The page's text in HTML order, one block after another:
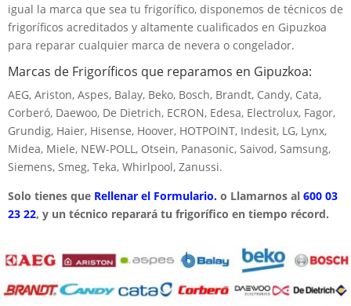
igual la marca que sea tu frigorífico, disponemos de técnicos de
frigoríficos acreditados y altamente cualificados en Gipuzkoa
para reparar cualquier marca de nevera o congelador.
Marcas de Frigoríficos que reparamos en Gipuzkoa:
AEG, Ariston, Aspes, Balay, Beko, Bosch, Brandt, Candy, Cata,
Corberó, Daewoo, De Dietrich, ECRON, Edesa, Electrolux, Fagor,
Grundig, Haier, Hisense, Hoover, HOTPOINT, Indesit, LG, Lynx,
Midea, Miele, NEW-POLL, Otsein, Panasonic, Saivod, Samsung,
Siemens, Smeg, Teka, Whirlpool, Zanussi.
Solo tienes que Rellenar el Formulario. o Llamarnos al 600 03
23 22, y un técnico reparará tu frigorífico en tiempo récord.